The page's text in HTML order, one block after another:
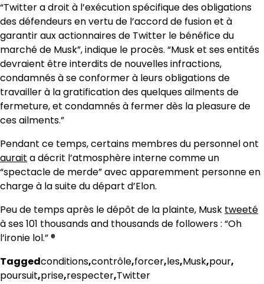
“Twitter a droit à l’exécution spécifique des obligations
des défendeurs en vertu de l’accord de fusion et à
garantir aux actionnaires de Twitter le bénéfice du
marché de Musk”, indique le procès. “Musk et ses entités
devraient être interdits de nouvelles infractions,
condamnés à se conformer à leurs obligations de
travailler à la gratification des quelques ailments de
fermeture, et condamnés à fermer dès la pleasure de
ces ailments.”
Pendant ce temps, certains membres du personnel ont
aurait a décrit l’atmosphère interne comme un
“spectacle de merde” avec apparemment personne en
charge à la suite du départ d’Elon.
Peu de temps après le dépôt de la plainte, Musk tweeté
à ses 101 thousands and thousands de followers : “Oh
l’ironie lol.” ®
Taggedconditions,contrôle,forcer,les,Musk,pour,
poursuit,prise,respecter,Twitter